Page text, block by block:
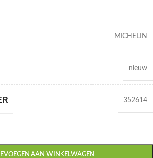
MICHELIN
nieuw
352614
AAN WINKELWAGEN